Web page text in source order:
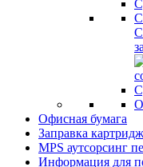
Офисная бумага
Заправка
MPS аутсорсинг
Информация для